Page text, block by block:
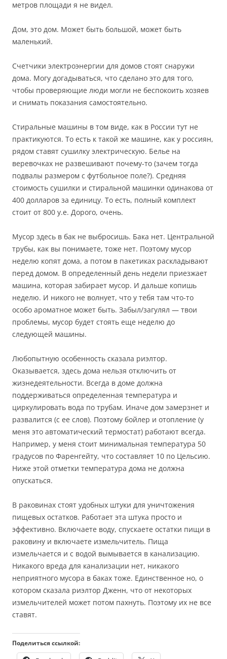
метров площади я не видел.
Дом, это дом. Может быть большой, может быть
маленький.
Счетчики электроэнергии для домов стоят снаружи
дома. Могу догадываться, что сделано это для того,
чтобы проверяющие люди могли не беспокоить хозяев
и снимать показания самостоятельно.
Стиральные машины в том виде, как в России тут не
практикуются. То есть к такой же машине, как у россиян,
рядом ставят сушилку электрическую. Белье на
веревочках не развешивают почему-то (зачем тогда
подвалы размером с футбольное поле?). Средняя
стоимость сушилки и стиральной машинки одинакова от
400 долларов за единицу. То есть, полный комплект
стоит от 800 у.е. Дорого, очень.
Мусор здесь в бак не выбросишь. Бака нет. Центральной
трубы, как вы понимаете, тоже нет. Поэтому мусор
неделю копят дома, а потом в пакетиках раскладывают
перед домом. В определенный день недели приезжает
машина, которая забирает мусор. И дальше копишь
неделю. И никого не волнует, что у тебя там что-то
особо ароматное может быть. Забыл/загулял — твои
проблемы, мусор будет стоять еще неделю до
следующей машины.
Любопытную особенность сказала риэлтор.
Оказывается, здесь дома нельзя отключить от
жизнедеятельности. Всегда в доме должна
поддерживаться определенная температура и
циркулировать вода по трубам. Иначе дом замерзнет и
развалится (с ее слов). Поэтому бойлер и отопление (у
меня это автоматический термостат) работают всегда.
Например, у меня стоит минимальная температура 50
градусов по Фаренгейту, что составляет 10 по Цельсию.
Ниже этой отметки температура дома не должна
опускаться.
В раковинах стоят удобных штуки для уничтожения
пищевых остатков. Работает эта штука просто и
эффективно. Включаете воду, спускаете остатки пищи в
раковину и включаете измельчитель. Пища
измельчается и с водой вымывается в канализацию.
Никакого вреда для канализации нет, никакого
неприятного мусора в баках тоже. Единственное но, о
котором сказала риэлтор Дженн, что от некоторых
измельчителей может потом пахнуть. Поэтому их не все
ставят.
Поделиться ссылкой: